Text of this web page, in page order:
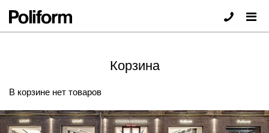
Корзина
В корзине нет товаров